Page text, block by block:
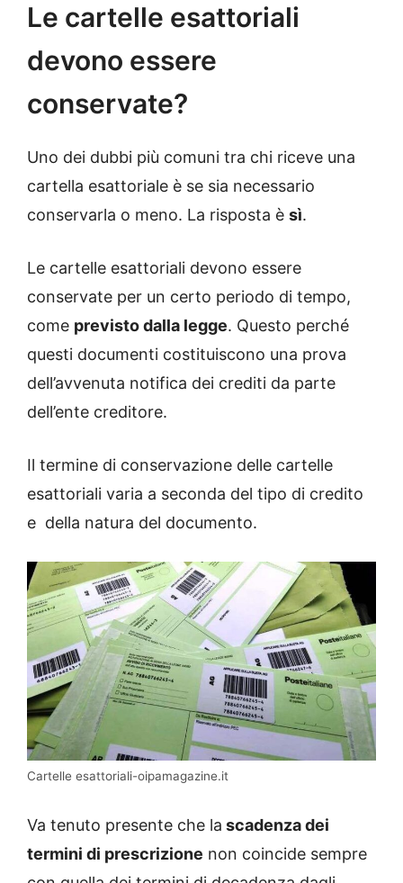
Le cartelle esattoriali
devono essere
conservate?
Uno dei dubbi più comuni tra chi riceve una
cartella esattoriale è se sia necessario
conservarla o meno. La risposta è sì.
Le cartelle esattoriali devono essere
conservate per un certo periodo di tempo,
come previsto dalla legge. Questo perché
questi documenti costituiscono una prova
dell’avvenuta notifica dei crediti da parte
dell’ente creditore.
Il termine di conservazione delle cartelle
esattoriali varia a seconda del tipo di credito
e della natura del documento.
Cartelle esattoriali-oipamagazine.it
Va tenuto presente che la scadenza dei
termini di prescrizione non coincide sempre